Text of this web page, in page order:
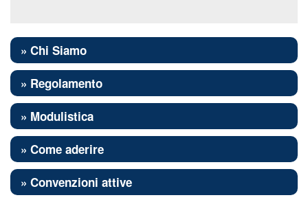
» Chi Siamo
» Regolamento
» Modulistica
» Come aderire
» Convenzioni attive